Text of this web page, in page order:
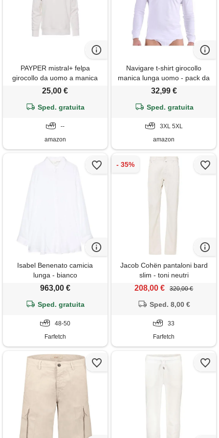
PAYPER mistral+ felpa
girocollo da uomo a manica
lunga raglan misto cotone
elasticizzata bianco (m)
25,00 €
Sped. gratuita
--
amazon
Navigare t-shirt girocollo
manica lunga uomo - pack da
3 - 100% cotone interlock
32,99 €
Sped. gratuita
3XL 5XL
amazon
Isabel Benenato camicia
lunga - bianco
963,00 €
Sped. gratuita
48-50
Farfetch
Jacob Cohën pantaloni bard
slim - toni neutri
208,00 € 320,00 €
Sped. 8,00 €
33
Farfetch